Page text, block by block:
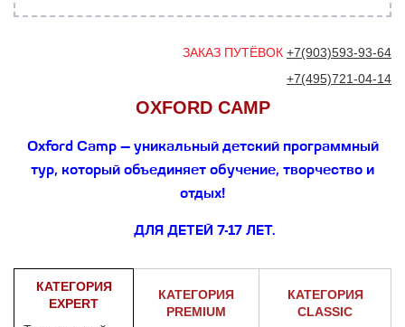
ЗАКАЗ ПУТЁВОК +7(903)593-93-64
+7(495)721-04-14
OXFORD CAMP
Oxford Camp — уникальный детский программный
тур, который объединяет обучение, творчество и
отдых!
ДЛЯ ДЕТЕЙ 7-17 ЛЕТ.
КАТЕГОРИЯ
EXPERT
КАТЕГОРИЯ
PREMIUM
КАТЕГОРИЯ
CLASSIC